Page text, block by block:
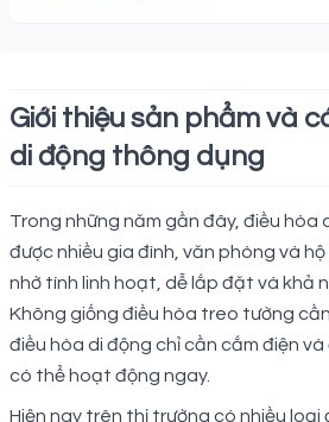
Giới thiệu sản phẩm và
di động thông dụng
Trong những năm gần đây, điều hòa
được nhiều gia đình, văn phòng và
nhờ tính linh hoạt, dễ lắp đặt và khả
Không giống điều hòa treo tường
điều hòa di động chỉ cần cắm điện
có thể hoạt động ngay.
Hiện nay trên thị trường có nhiều loại